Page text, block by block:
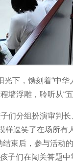
光下，镌刻着“中华
墙浮雕，聆听从“
们分组扮演审判
样逗笑了在场所有
束后，参与活动
子们在闯关答题